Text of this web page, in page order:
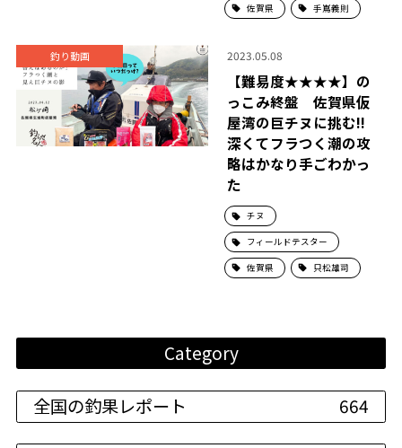
Category
全国の釣果レポート 664
佐賀県 手嶌義則
釣り動画 2023.05.08
【難易度★★★★】の
っこみ終盤 佐賀県仮
屋湾の巨チヌに挑む!!
深くてフラつく潮の攻
略はかなり手ごわかっ
た
チヌ
フィールドテスター
佐賀県 只松雄司